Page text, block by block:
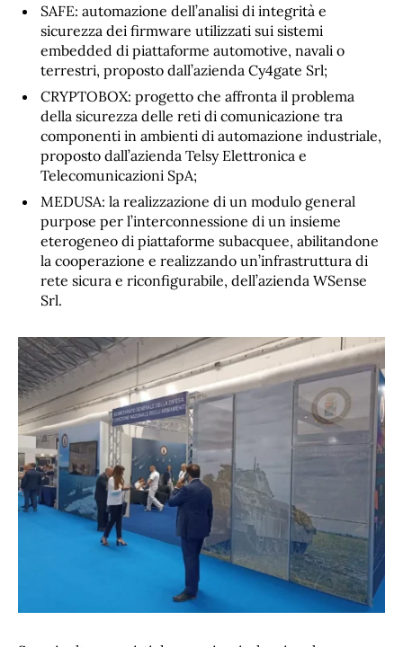
SAFE: automazione dell’analisi di integrità e
sicurezza dei firmware utilizzati sui sistemi
embedded di piattaforme automotive, navali o
terrestri, proposto dall’azienda Cy4gate Srl;
CRYPTOBOX: progetto che affronta il problema
della sicurezza delle reti di comunicazione tra
componenti in ambienti di automazione industriale,
proposto dall’azienda Telsy Elettronica e
Telecomunicazioni SpA;
MEDUSA: la realizzazione di un modulo general
purpose per l’interconnessione di un insieme
eterogeneo di piattaforme subacquee, abilitandone
la cooperazione e realizzando un’infrastruttura di
rete sicura e riconfigurabile, dell’azienda WSense
Srl.